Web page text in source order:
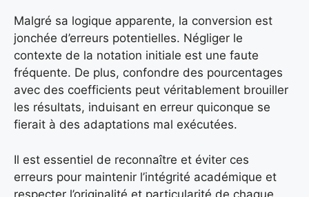
Malgré sa logique apparente, la conversion est
jonchée d’erreurs potentielles. Négliger le
contexte de la notation initiale est une faute
fréquente. De plus, confondre des pourcentages
avec des coefficients peut véritablement brouiller
les résultats, induisant en erreur quiconque se
fierait à des adaptations mal exécutées.
Il est essentiel de reconnaître et éviter ces
erreurs pour maintenir l’intégrité académique et
respecter l’originalité et particularité de chaque